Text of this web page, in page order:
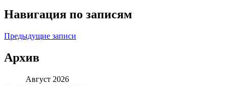
Навигация по записям
Предыдущие записи
Архив
Август 2026